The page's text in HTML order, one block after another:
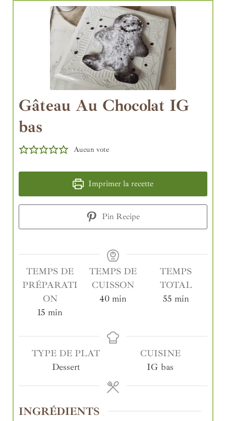
Gâteau Au Chocolat IG
bas
Aucun vote
Imprimer la recette
Pin Recipe
TEMPS DE
PRÉPARATI
ON
15 min
TEMPS DE
CUISSON
40 min
TEMPS
TOTAL
55 min
TYPE DE PLAT
Dessert
CUISINE
IG bas
INGRÉDIENTS